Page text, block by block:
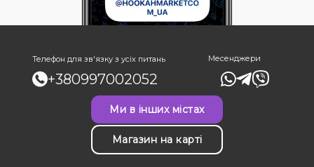
Телефон для зв'язку з усіх питань
+380997002052
Месенджери
Ми в інших містах
Магазин на карті